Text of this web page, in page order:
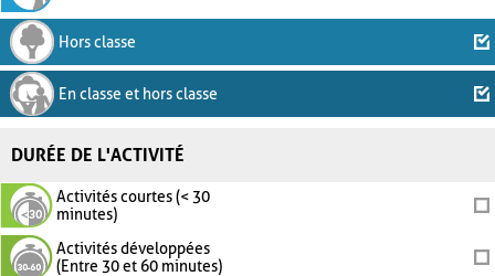
Hors classe
En classe et hors classe
DURÉE DE L'ACTIVITÉ
Activités courtes (< 30
minutes)
Activités développées
(Entre 30 et 60 minutes)